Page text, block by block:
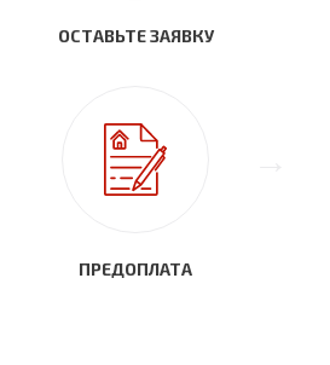
ОСТАВЬТЕ ЗАЯВКУ
ПРЕДОПЛАТА